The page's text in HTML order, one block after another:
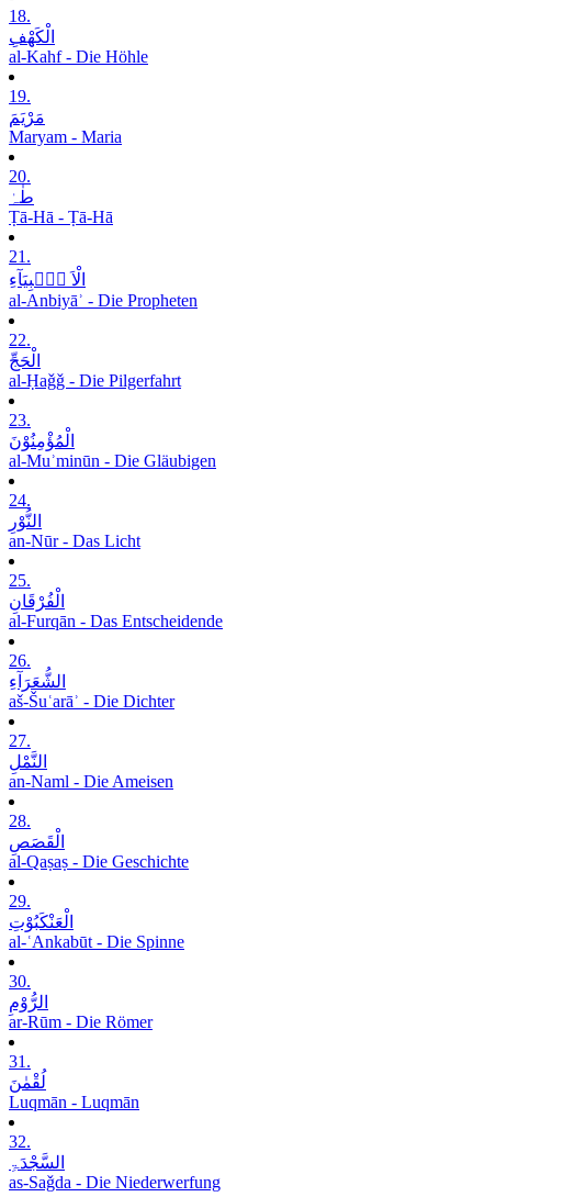
18.
الْکَھْفِ
al-Kahf - Die Höhle
19.
مَرْیَمَ
Maryam - Maria
20.
طٰہٰ
Ṭā-Hā - Ṭā-Hā
21.
الْاَ نۡۢبِیَآءِ
al-Anbiyāʾ - Die Propheten
22.
الْحَجِّ
al-Ḥaǧǧ - Die Pilgerfahrt
23.
الْمُؤْمِنُوْنَ
al-Muʾminūn - Die Gläubigen
24.
النُّوْرِ
an-Nūr - Das Licht
25.
الْفُرْقَانِ
al-Furqān - Das Entscheidende
26.
الشُّعَرَآءِ
aš-Šuʿarāʾ - Die Dichter
27.
النَّمْلِ
an-Naml - Die Ameisen
28.
الْقَصَصِ
al-Qaṣaṣ - Die Geschichte
29.
الْعَنْکَبُوْتِ
al-ʿAnkabūt - Die Spinne
30.
الرُّوْمِ
ar-Rūm - Die Römer
31.
لُقْمٰنَ
Luqmān - Luqmān
32.
السَّجْدَۃِ
as-Saǧda - Die Niederwerfung